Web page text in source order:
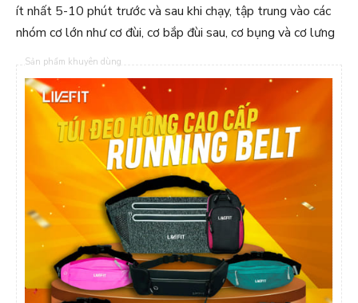
ít nhất 5-10 phút trước và sau khi chạy, tập trung vào các
nhóm cơ lớn như cơ đùi, cơ bắp đùi sau, cơ bụng và cơ lưng
Sản phẩm khuyên dùng